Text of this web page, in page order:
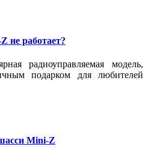
не работает?
радиоуправляемая модель,
подарком для любителей
Mini-Z